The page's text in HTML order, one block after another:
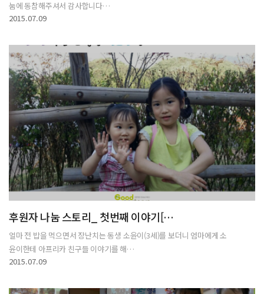
눔에 동참해주셔서 감사합니다…
2015.07.09
후원자 나눔 스토리_ 첫번째 이야기[…
얼마 전 밥을 먹으면서 장난치는 동생 소윤이(3세)를 보더니 엄마에게 소
윤이한테 아프리카 친구들 이야기를 해…
2015.07.09